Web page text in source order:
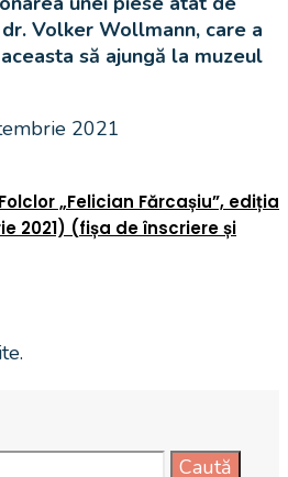
Volker Wollmann, care a
să ajungă la muzeul
2021
„Felician Fărcașiu”, ediția
2021) (fișa de înscriere și
Caută